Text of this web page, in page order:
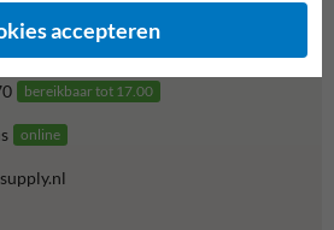
onze producten en diensten.
bereikbaar tot 17.00
online
accepteren